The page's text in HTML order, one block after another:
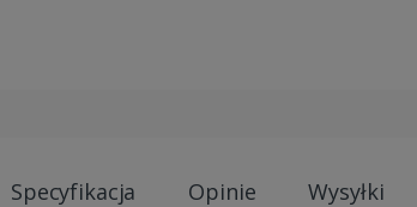
Specyfikacja Opinie Wysyłki